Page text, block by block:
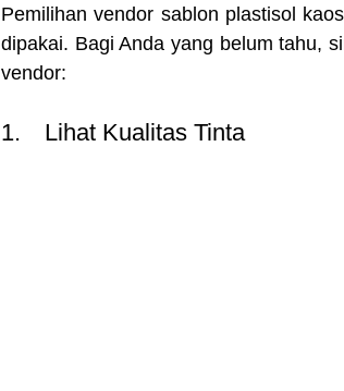
Pemilihan vendor sablon plastisol
dipakai. Bagi Anda yang belum tahu,
vendor:
1.	Lihat Kualitas Tinta